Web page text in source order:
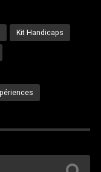
Kit Handicaps